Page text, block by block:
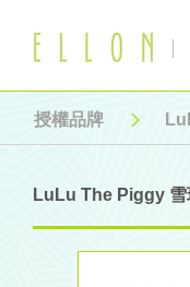
授權品牌
LuLu The Piggy 雪